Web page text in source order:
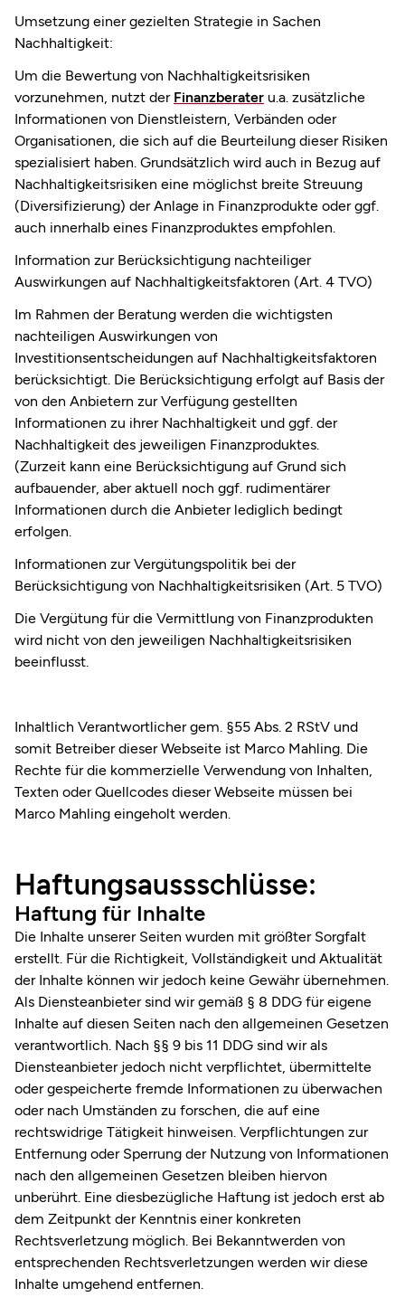
Umsetzung einer gezielten Strategie in Sachen
Nachhaltigkeit:
Um die Bewertung von Nachhaltigkeitsrisiken
vorzunehmen, nutzt der Finanzberater u.a. zusätzliche
Informationen von Dienstleistern, Verbänden oder
Organisationen, die sich auf die Beurteilung dieser Risiken
spezialisiert haben. Grundsätzlich wird auch in Bezug auf
Nachhaltigkeitsrisiken eine möglichst breite Streuung
(Diversifizierung) der Anlage in Finanzprodukte oder ggf.
auch innerhalb eines Finanzproduktes empfohlen.
Information zur Berücksichtigung nachteiliger
Auswirkungen auf Nachhaltigkeitsfaktoren (Art. 4 TVO)
Im Rahmen der Beratung werden die wichtigsten
nachteiligen Auswirkungen von
Investitionsentscheidungen auf Nachhaltigkeitsfaktoren
berücksichtigt. Die Berücksichtigung erfolgt auf Basis der
von den Anbietern zur Verfügung gestellten
Informationen zu ihrer Nachhaltigkeit und ggf. der
Nachhaltigkeit des jeweiligen Finanzproduktes.
(Zurzeit kann eine Berücksichtigung auf Grund sich
aufbauender, aber aktuell noch ggf. rudimentärer
Informationen durch die Anbieter lediglich bedingt
erfolgen.
Informationen zur Vergütungspolitik bei der
Berücksichtigung von Nachhaltigkeitsrisiken (Art. 5 TVO)
Die Vergütung für die Vermittlung von Finanzprodukten
wird nicht von den jeweiligen Nachhaltigkeitsrisiken
beeinflusst.
Inhaltlich Verantwortlicher gem. §55 Abs. 2 RStV und
somit Betreiber dieser Webseite ist Marco Mahling. Die
Rechte für die kommerzielle Verwendung von Inhalten,
Texten oder Quellcodes dieser Webseite müssen bei
Marco Mahling eingeholt werden.
Haftungsaussschlüsse:
Haftung für Inhalte
Die Inhalte unserer Seiten wurden mit größter Sorgfalt
erstellt. Für die Richtigkeit, Vollständigkeit und Aktualität
der Inhalte können wir jedoch keine Gewähr übernehmen.
Als Diensteanbieter sind wir gemäß § 8 DDG für eigene
Inhalte auf diesen Seiten nach den allgemeinen Gesetzen
verantwortlich. Nach §§ 9 bis 11 DDG sind wir als
Diensteanbieter jedoch nicht verpflichtet, übermittelte
oder gespeicherte fremde Informationen zu überwachen
oder nach Umständen zu forschen, die auf eine
rechtswidrige Tätigkeit hinweisen. Verpflichtungen zur
Entfernung oder Sperrung der Nutzung von Informationen
nach den allgemeinen Gesetzen bleiben hiervon
unberührt. Eine diesbezügliche Haftung ist jedoch erst ab
dem Zeitpunkt der Kenntnis einer konkreten
Rechtsverletzung möglich. Bei Bekanntwerden von
entsprechenden Rechtsverletzungen werden wir diese
Inhalte umgehend entfernen.